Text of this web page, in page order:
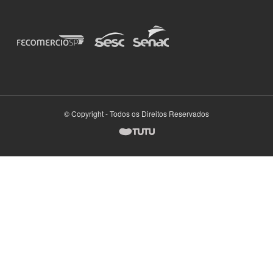
© Copyright - Todos os Direitos Reservados